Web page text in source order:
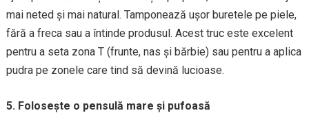
mai neted și mai natural. Tamponează ușor buretele pe piele,
fără a freca sau a întinde produsul. Acest truc este excelent
pentru a seta zona T (frunte, nas și bărbie) sau pentru a aplica
pudra pe zonele care tind să devină lucioase.
5. Folosește o pensulă mare și pufoasă